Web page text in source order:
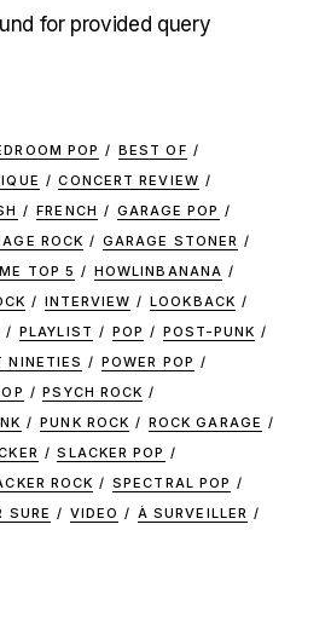
for provided query
POP
BEST OF
CONCERT REVIEW
FRENCH
GARAGE POP
ROCK
GARAGE STONER
TOP 5
HOWLINBANANA
INTERVIEW
LOOKBACK
PLAYLIST POP
POST-PUNK
NINETIES
POWER POP
PSYCH ROCK
PUNK ROCK
ROCK GARAGE
SLACKER POP
ROCK
SPECTRAL POP
SURE VIDEO À SURVEILLER